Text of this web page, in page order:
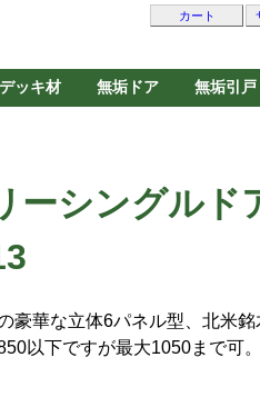
ーシングルド
豪華な立体6パネル型、北米銘
以下ですが最大1050まで可
カート
デッキ材 無垢ドア 無垢引戸